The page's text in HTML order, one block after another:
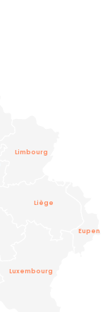
Limbourg
Liège
Luxembourg
Eupen